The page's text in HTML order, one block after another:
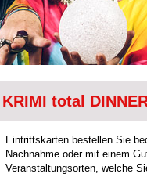
KRIMI total
Eintrittskarten bestellen Sie
Nachnahme oder mit einem
Veranstaltungsorten, welche